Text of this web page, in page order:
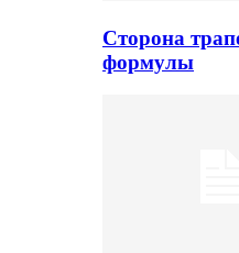
Сторона
формулы